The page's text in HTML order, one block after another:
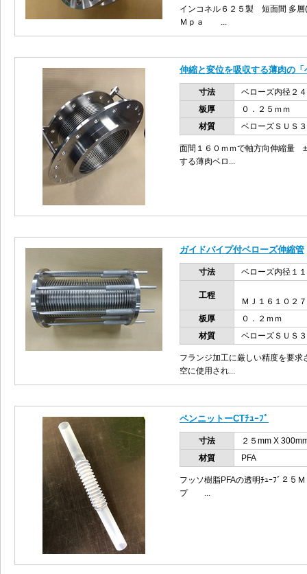
インコネル６２５製 短面間 多層
Ｍｐａ ...
伸縮と変位を吸収する薄肉の
寸法
ベローズ内径２
板厚
０．２５ｍｍ
材質
ベローズＳＵＳ
面間１６０ｍｍで軸方向伸縮
する薄肉ベロ...
ガイドパイプ付ベローズ伸縮管
寸法 ベローズ内径
工程
ＭＪ１６１０２
板厚
０．２ｍｍ
材質
ベローズＳＵＳ
フランジ加工に厳しい精度を要
空に使用され...
ペンニットーCTﾁｭｰﾌﾞ
寸法
２５mm X
材質
PFA
フッソ樹脂PFAの透明ﾁｭｰﾌﾞ２５
プ ...